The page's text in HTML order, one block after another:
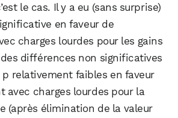
le cas. Il y a eu (sans surprise)
en faveur de
charges lourdes pour les gains
différences non significatives
p relativement faibles en faveur
avec charges lourdes pour la
(après élimination de la valeur